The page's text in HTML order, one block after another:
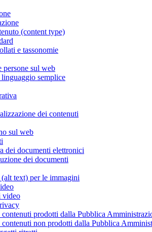
(content type)
e tassonomie
persone sul web
semplice
dei contenuti
sul web
dei documenti elettronici
dei documenti
text) per le immagini
video
prodotti dalla Pubblica
non prodotti dalla Pubblica